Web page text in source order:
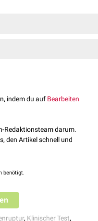
Bizepssehne ist das
Die
und Handgelenks
indem du auf Bearbeiten
Redaktionsteam darum.
den Artikel schnell und
benötigt.
, Klinischer Test,